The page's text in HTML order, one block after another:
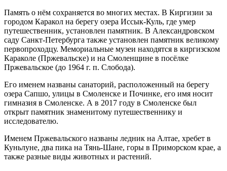
Память о нём сохраняется во многих местах. В Киргизии за
городом Каракол на берегу озера Иссык-Куль, где умер
путешественник, установлен памятник. В Александровском
саду Санкт-Петербурга также установлен памятник великому
первопроходцу. Мемориальные музеи находятся в киргизском
Караколе (Пржевальске) и на Смоленщине в посёлке
Пржевальское (до 1964 г. п. Слобода).
Его именем названы санаторий, расположенный на берегу
озера Сапшо, улицы в Смоленске и Починке, его имя носит
гимназия в Смоленске. А в 2017 году в Смоленске был
открыт памятник знаменитому путешественнику и
исследователю.
Именем Пржевальского названы ледник на Алтае, хребет в
Куньлуне, два пика на Тянь-Шане, горы в Приморском крае, а
также разные виды животных и растений.